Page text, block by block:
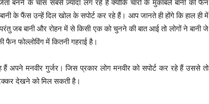
बनने के चांस सबसे ज़्यादा लग रहे हैं क्योंकि चारों के मुकाबले बानी की फैन
के फैंस उन्हें दिल खोल के सपोर्ट कर रहे हैं। आप जानते ही होंगे कि हाल ही में
परंतु जब बानी और रोहन में से किसी एक को चुनने की बात आई तो लोगों ने बानी जे
फोल्लोविंग में कितनी गहराई है।
हैं अपने मनवीर गुर्जर। जिस प्रकार लोग मनवीर को सपोर्ट कर रहे हैं उससे तो
देखने को मिल सकती है।